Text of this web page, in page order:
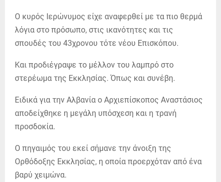
Ο κυρός Ιερώνυμος είχε αναφερθεί με τα πιο θερμά
λόγια στο πρόσωπο, στις ικανότητες και τις
σπουδές του 43χρονου τότε νέου Επισκόπου.
Και προδιέγραψε το μέλλον του λαμπρό στο
στερέωμα της Εκκλησίας. Όπως και συνέβη.
Ειδικά για την Αλβανία ο Αρχιεπίσκοπος Αναστάσιος
αποδείχθηκε η μεγάλη υπόσχεση και η τρανή
προσδοκία.
Ο πηγαιμός του εκεί σήμανε την άνοιξη της
Ορθόδοξης Εκκλησίας, η οποία προερχόταν από ένα
βαρύ χειμώνα.